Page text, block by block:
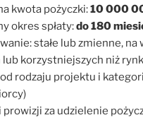
kwota pożyczki:10 000
okres spłaty:do 180
stałe lub zmienne, na
korzystniejszych niż
rodzaju projektu i
prowizji za udzielenie